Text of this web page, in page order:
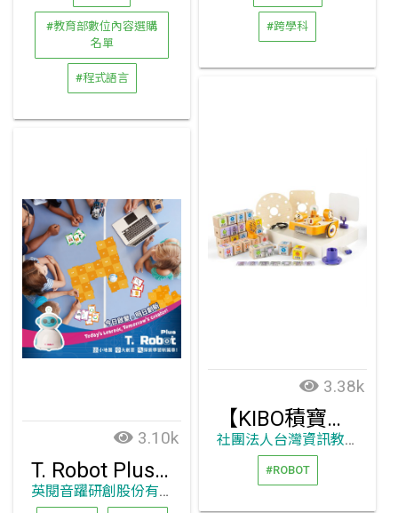
#教育部數位內容選購
名單
#程式語言
#跨學科
3.38k
【KIBO積寶】機器貓套組
社團法人台灣資訊教育發展協會
#ROBOT
3.10k
T. Robot Plus-運算思維雙語教具
英閱音躍研創股份有限公司